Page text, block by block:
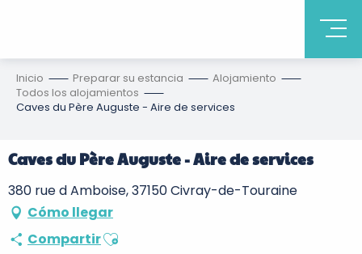
Inicio Preparar su estancia
Alojamiento
Todos los alojamientos
Caves du Père Auguste - Aire de services
Caves du Père Auguste - Aire de services
380 rue d Amboise, 37150 Civray-de-Touraine
Cómo llegar
CompartirAjouter aux favoris